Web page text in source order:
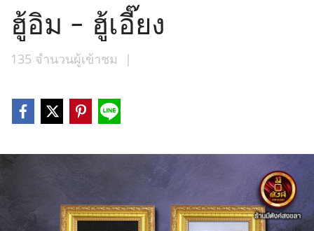
ฮู้อิม - ฮู้เอี๊ยง
135 จำนวนผู้เข้าชม |